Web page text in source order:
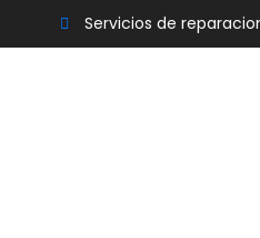
Servicios de